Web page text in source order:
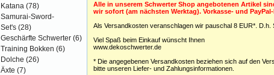
Alle in unserem Schwerter Shop angebotenen Artikel
wir sofort (am nächsten Werktag). Vorkasse- und
Als Versandkosten veranschlagen wir pauschal 8 EUR*. D.h.
Viel Spaß beim Einkauf wünscht Ihnen
www.dekoschwerter.de
* Die angegebenen Versandkosten beziehen sich auf den
bitte unseren Liefer- und Zahlungsinformationen.
Katana (78)
Samurai-Sword-
Set's (28)
Geschärfte Schwerter (6)
Training Bokken (6)
Dolche (26)
Äxte (7)